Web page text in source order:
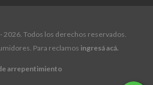
2026. Todos los derechos reservados.
Para reclamos ingresá acá.
arrepentimiento